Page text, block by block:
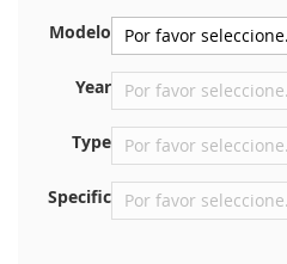
En la placa inferior del
Centrar contra el mamparo
Justo en el compartimento
En el pilar de la puerta
Modelo
Year
Type
Specific